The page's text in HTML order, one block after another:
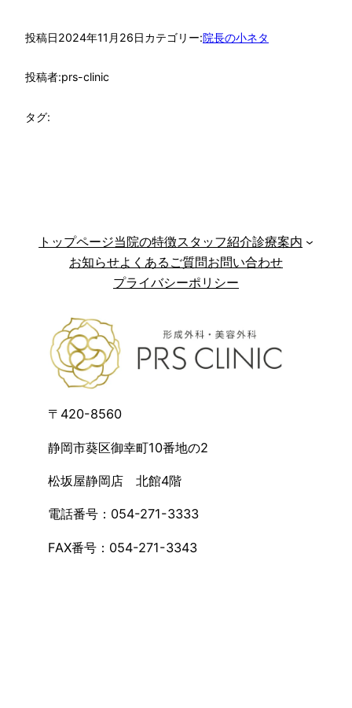
投稿日2024年11月26日カテゴリー:院長の小ネタ
投稿者:prs-clinic
タグ:
トップページ当院の特徴スタッフ紹介診療案内
お知らせよくあるご質問お問い合わせ
プライバシーポリシー
〒420-8560
静岡市葵区御幸町10番地の2
松坂屋静岡店 北館4階
電話番号：054-271-3333
FAX番号：054-271-3343